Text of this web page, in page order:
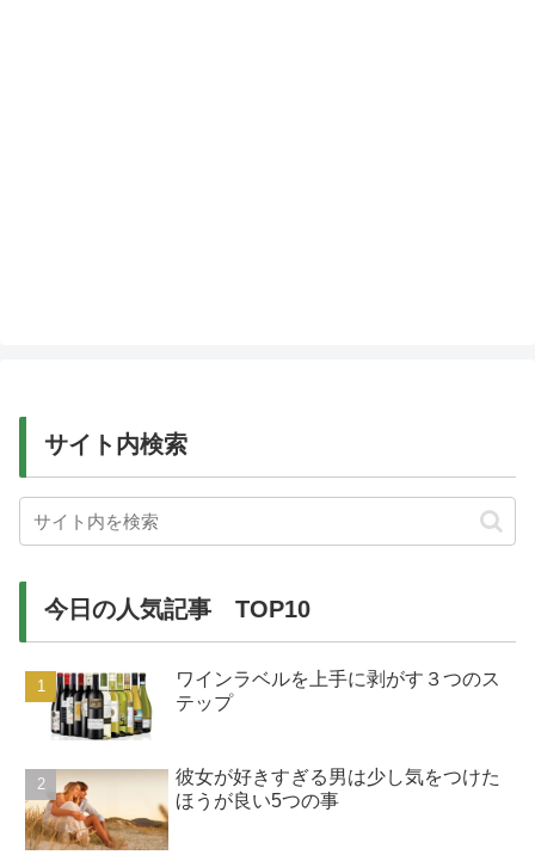
サイト内検索
今日の人気記事 TOP10
ワインラベルを上手に剥がす３つのス
テップ
彼女が好きすぎる男は少し気をつけた
ほうが良い5つの事